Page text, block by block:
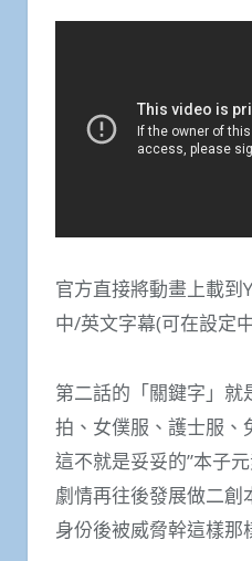
官方直接將動畫上載
中/英文字幕(可在設定
第二話的「關鍵字」
拍、女僕服、護士服、
這不就是妥妥的”本子元
劇情再往後發展做二創
身份後被威脅幹這樣那